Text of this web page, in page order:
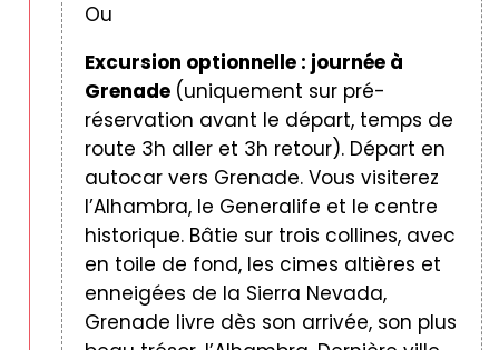
Ou
Excursion optionnelle : journée à
Grenade (uniquement sur pré-
réservation avant le départ, temps de
route 3h aller et 3h retour). Départ en
autocar vers Grenade. Vous visiterez
l’Alhambra, le Generalife et le centre
historique. Bâtie sur trois collines, avec
en toile de fond, les cimes altières et
enneigées de la Sierra Nevada,
Grenade livre dès son arrivée, son plus